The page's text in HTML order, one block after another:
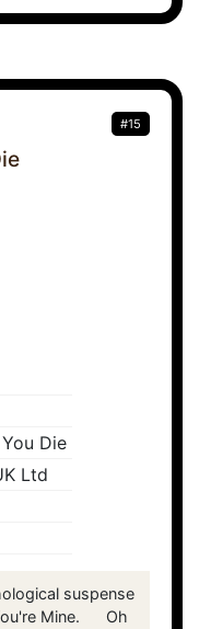
#15
Die
Ltd
suspense
Mine. Oh